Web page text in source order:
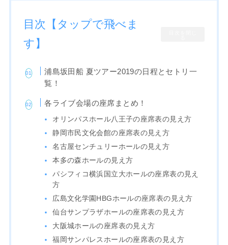
目次【タップで飛べま
す】
浦島坂田船 夏ツアー2019の日程とセトリ一
覧！
各ライブ会場の座席まとめ！
オリンパスホール八王子の座席表の見え方
静岡市民文化会館の座席表の見え方
名古屋センチュリーホールの見え方
本多の森ホールの見え方
パシフィコ横浜国立大ホールの座席表の見え
方
広島文化学園HBGホールの座席表の見え方
仙台サンプラザホールの座席表の見え方
大阪城ホールの座席表の見え方
福岡サンパレスホールの座席表の見え方